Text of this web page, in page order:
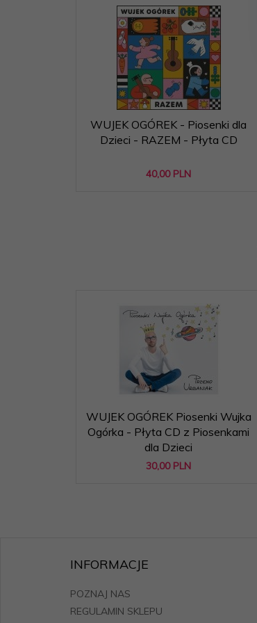
WUJEK OGÓREK - Piosenki dla
Dzieci - RAZEM - Płyta CD
40,00 PLN
WUJEK OGÓREK Piosenki Wujka
Ogórka - Płyta CD z Piosenkami
dla Dzieci
30,00 PLN
INFORMACJE
POZNAJ NAS
REGULAMIN SKLEPU